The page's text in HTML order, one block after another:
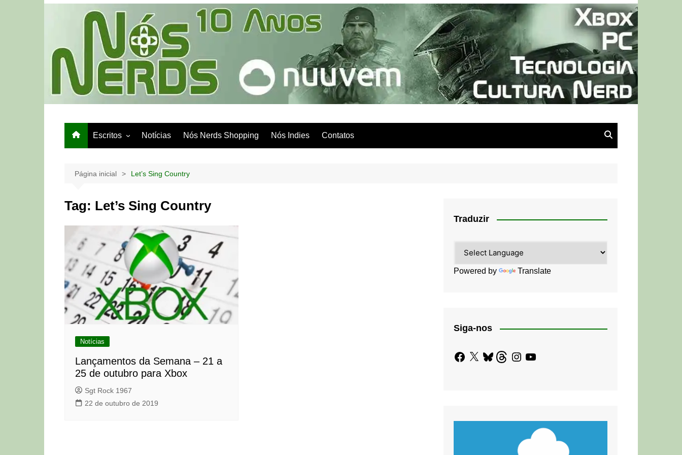
Escritos
Papo de Bar
Notícias Nós Nerds Shopping Nós Indies Contatos
Página inicial Let’s Sing Country
Tag: Let’s Sing Country
Notícias
Lançamentos da Semana – 21 a
25 de outubro para Xbox
Sgt Rock 1967
22 de outubro de 2019
Traduzir
Powered by Translate
Siga-nos
Facebook
X BlueskyThreadsInstagram
YouTube